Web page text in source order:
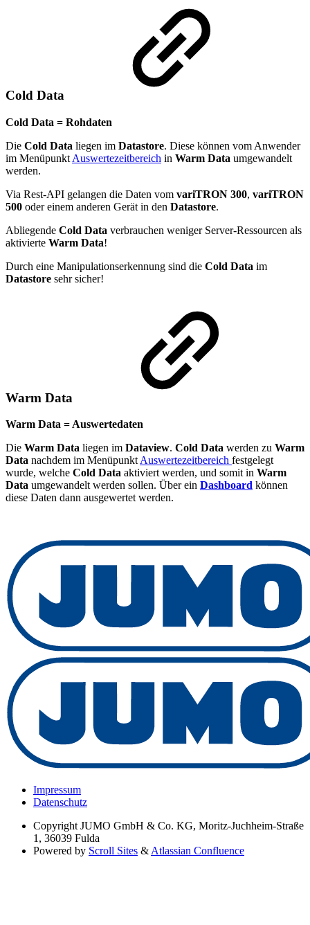
Cold Data
Cold Data = Rohdaten
Die Cold Data liegen im Datastore. Diese können vom Anwender
im Menüpunkt Auswertezeitbereich in Warm Data umgewandelt
werden.
Via Rest-API gelangen die Daten vom variTRON 300, variTRON
500 oder einem anderen Gerät in den Datastore.
Abliegende Cold Data verbrauchen weniger Server-Ressourcen als
aktivierte Warm Data!
Durch eine Manipulationserkennung sind die Cold Data im
Datastore sehr sicher!
Warm Data
Warm Data = Auswertedaten
Die Warm Data liegen im Dataview. Cold Data werden zu Warm
Data nachdem im MenüpunktAuswertezeitbereich festgelegt
wurde, welche Cold Data aktiviert werden, und somit in Warm
Data umgewandelt werden sollen. Über ein Dashboard können
diese Daten dann ausgewertet werden.
Impressum
Datenschutz
Copyright JUMO GmbH & Co. KG, Moritz-Juchheim-Straße
1, 36039 Fulda
Powered by Scroll Sites &Atlassian Confluence